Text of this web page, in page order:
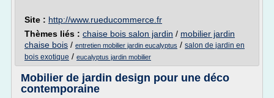
Site : http://www.rueducommerce.fr
Thèmes liés : chaise bois salon jardin / mobilier jardin
chaise bois / entretien mobilier jardin eucalyptus / salon de jardin en
bois exotique / eucalyptus jardin mobilier
Mobilier de jardin design pour une déco
contemporaine